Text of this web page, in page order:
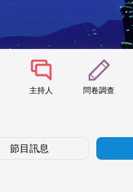
主持人 問卷調查
節目訊息